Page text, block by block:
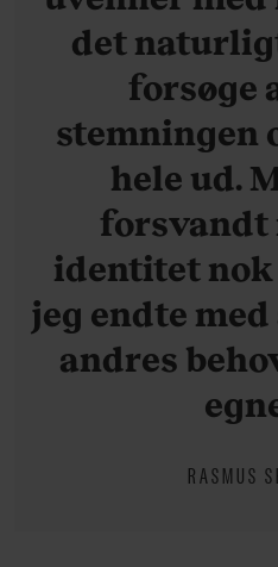
det
forsøge
stemningen
hele ud.
forsvandt
identitet
jeg endte
andres
RASMUS